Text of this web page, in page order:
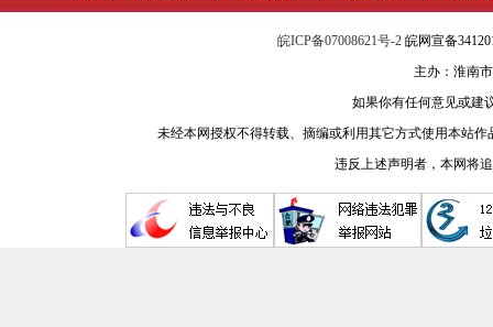
皖ICP备07008621号-2 皖网宣备
主办：淮南
如果你有任何意见或建
未经本网授权不得转载、摘编或利用其它方式使用本站
违反上述声明者，本网将